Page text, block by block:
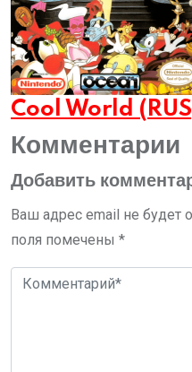
Cool World
Комментарии
Добавить
Ваш адрес email не будет
поля помечены *